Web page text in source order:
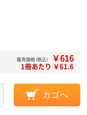
販売価格（税込） ￥616
1冊あたり ￥61.6
カゴへ